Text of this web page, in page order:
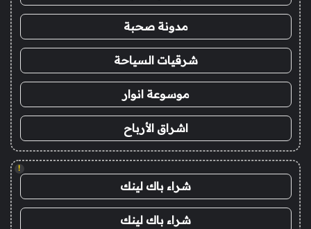
مدونة صحبة
شرقيات السياحة
موسوعة انوار
اشراق الأرباح
!
شراء باك لينك
شراء باك لينك